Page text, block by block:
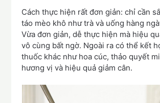
Cách thực hiện rất đơn giản: chỉ cần
táo mèo khô như trà và uống hàng
Vừa đơn giản, dễ thực hiện mà hiệu
vô cùng bất ngờ. Ngoài ra có thể kết
thuốc khác như hoa cúc, thảo quyết
hương vị và hiệu quả giảm cân.